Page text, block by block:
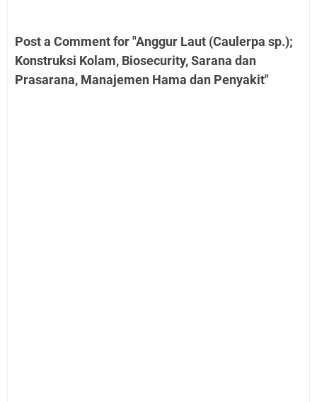
Post a Comment for "Anggur Laut (Caulerpa sp.);
Konstruksi Kolam, Biosecurity, Sarana dan
Prasarana, Manajemen Hama dan Penyakit"